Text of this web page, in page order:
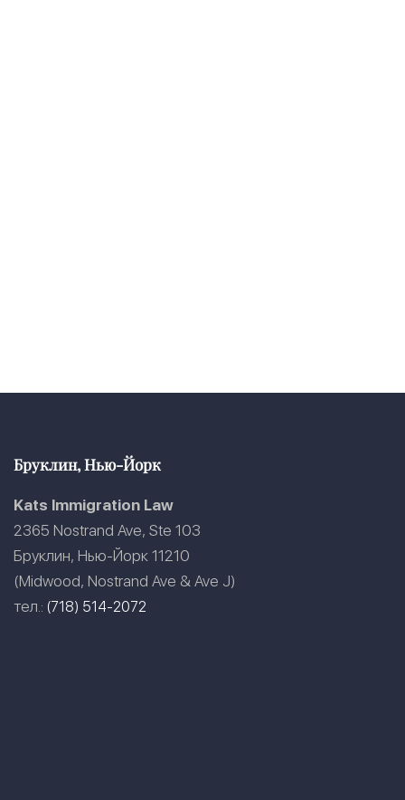
Бруклин, Нью-Йорк
Kats Immigration Law
2365 Nostrand Ave, Ste 103
Бруклин, Нью-Йорк 11210
(Midwood, Nostrand Ave & Ave J)
тел.: (718) 514-2072